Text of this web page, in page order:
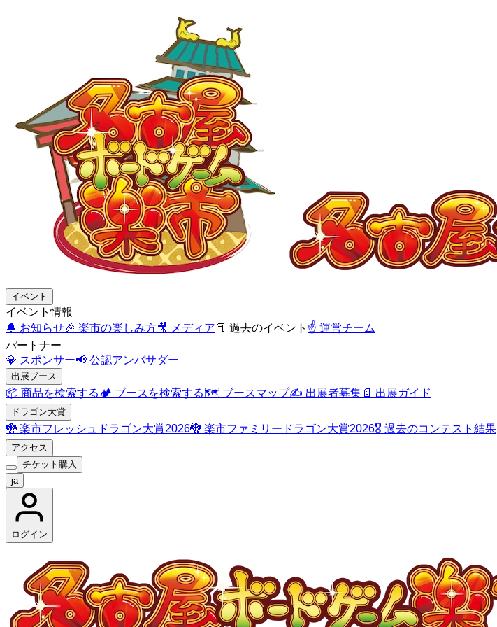
イベント
イベント情報
🔔 お知らせ🎉 楽市の楽しみ方🎥 メディア📕 過去のイベント ☝️ 運営チーム
パートナー
💎 スポンサー📢 公認アンバサダー
出展ブース
📦 商品を検索する🏕️ ブースを検索する🗺️ ブースマップ✍️ 出展者募集 📄 出展ガイド
ドラゴン大賞
🐉 楽市フレッシュドラゴン大賞2026🐉 楽市ファミリードラゴン大賞2026🎖️ 過去のコンテスト結果
アクセス
チケット購入
ja
ログイン